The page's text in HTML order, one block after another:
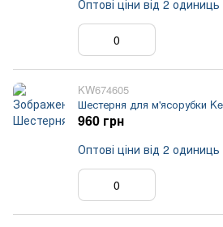
Оптові ціни від 2 одиниць
KW674605
Шестерня для м'ясорубки
960 грн
Оптові ціни від 2 одиниць